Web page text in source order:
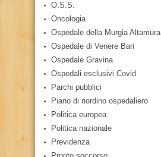
O.S.S.
Oncologia
Ospedale della Murgia Altamura
Ospedale di Venere Bari
Ospedale Gravina
Ospedali esclusivi Covid
Parchi pubblici
Piano di riordino ospedaliero
Politica europea
Politica nazionale
Previdenza